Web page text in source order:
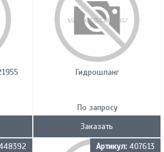
Гидрошланг
По запросу
Заказать
Артикул: 407613